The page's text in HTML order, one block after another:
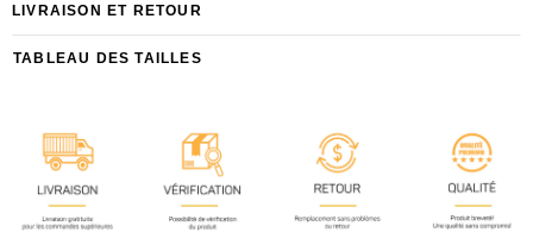
LIVRAISON ET RETOUR
TABLEAU DES TAILLES